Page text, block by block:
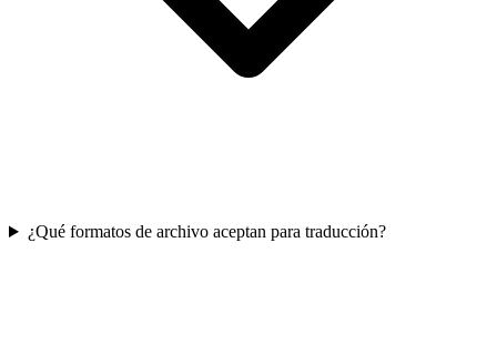
¿Qué formatos de archivo aceptan para traducción?